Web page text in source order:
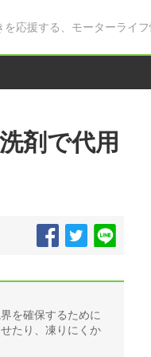
応援する、モーターライフ
剤で代用
を確保するために
たり、凍りにくか